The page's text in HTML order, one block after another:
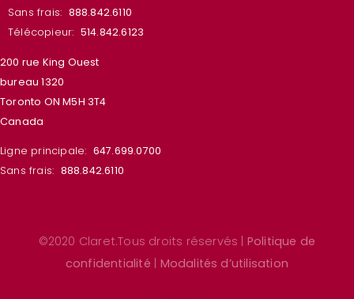
Sans frais: 888.842.6110
Télécopieur: 514.842.6123
200 rue King Ouest
bureau 1320
Toronto ON M5H 3T4
Canada
Ligne principale: 647.699.0700
Sans frais: 888.842.6110
©2020 Claret.Tous droits réservés | Politique de
confidentialité
Modalités d’utilisation